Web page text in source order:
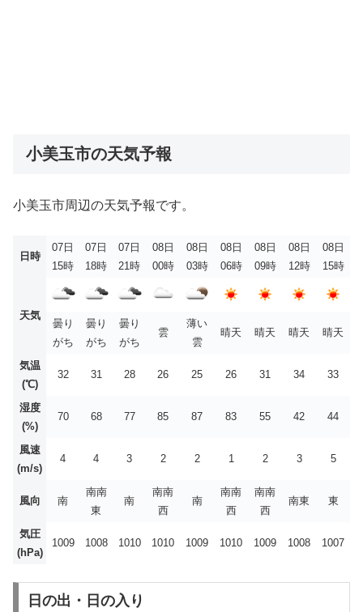
小美玉市の天気予報
小美玉市周辺の天気予報です。
日時
07日
15時
07日
18時
07日
21時
08日
00時
08日
03時
08日
06時
08日
09時
08日
12時
08日
15時
天気
曇り
がち
曇り
がち
曇り
がち
雲
薄い
雲
晴天 晴天 晴天 晴天
気温
(℃)
32 31 28 26 25 26 31 34 33
湿度
(%)
70 68 77 85 87 83 55 42 44
風速
(m/s)
4 4 3 2 2 1 2 3 5
風向 南
南南
東
南
南南
西
南
南南
西
南南
西
南東 東
気圧
(hPa)
1009 1008 1010 1010 1009 1010 1009 1008 1007
日の出・日の入り